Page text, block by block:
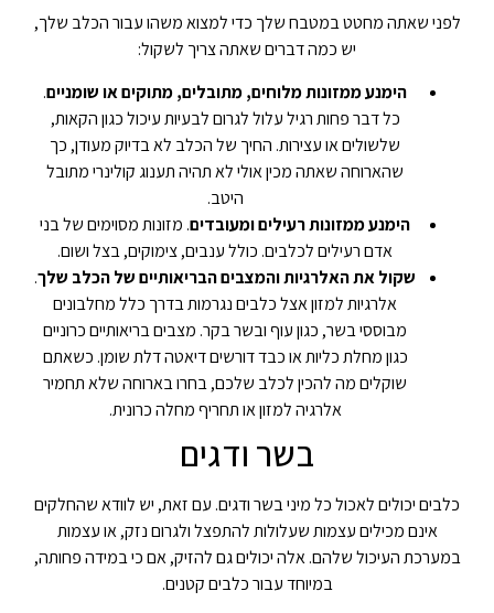
לפני שאתה מחטט במטבח שלך כדי למצוא משהו עבור הכלב שלך,
יש כמה דברים שאתה צריך לשקול:
הימנע ממזונות מלוחים, מתובלים, מתוקים או שומניים.
כל דבר פחות רגיל עלול לגרום לבעיות עיכול כגון הקאות,
שלשולים או עצירות. החיך של הכלב לא בדיוק מעודן, כך
שהארוחה שאתה מכין אולי לא תהיה תענוג קולינרי מתובל
היטב.
הימנע ממזונות רעילים ומעובדים. מזונות מסוימים של בני
אדם רעילים לכלבים. כולל ענבים, צימוקים, בצל ושום.
שקול את האלרגיות והמצבים הבריאותיים של הכלב שלך.
אלרגיות למזון אצל כלבים נגרמות בדרך כלל מחלבונים
מבוססי בשר, כגון עוף ובשר בקר. מצבים בריאותיים כרוניים
כגון מחלת כליות או כבד דורשים דיאטה דלת שומן. כשאתם
שוקלים מה להכין לכלב שלכם, בחרו בארוחה שלא תחמיר
אלרגיה למזון או תחריף מחלה כרונית.
בשר ודגים
כלבים יכולים לאכול כל מיני בשר ודגים. עם זאת, יש לוודא שהחלקים
אינם מכילים עצמות שעלולות להתפצל ולגרום נזק, או עצמות
במערכת העיכול שלהם. אלה יכולים גם להזיק, אם כי במידה פחותה,
במיוחד עבור כלבים קטנים.